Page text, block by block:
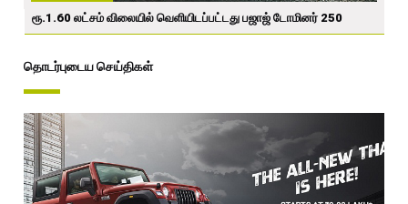
ரூ.1.60 லட்சம் விலையில் வெளியிடப்பட்டது பஜாஜ் டோமினர் 250
தொடர்புடைய செய்திகள்